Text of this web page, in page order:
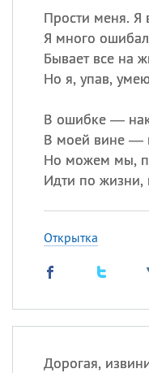
Прости меня. Я
Я много
Бывает все на
Но я, упав,
В ошибке —
В моей вине —
Но можем мы,
Идти по жизни,
Открытка
Дорогая,